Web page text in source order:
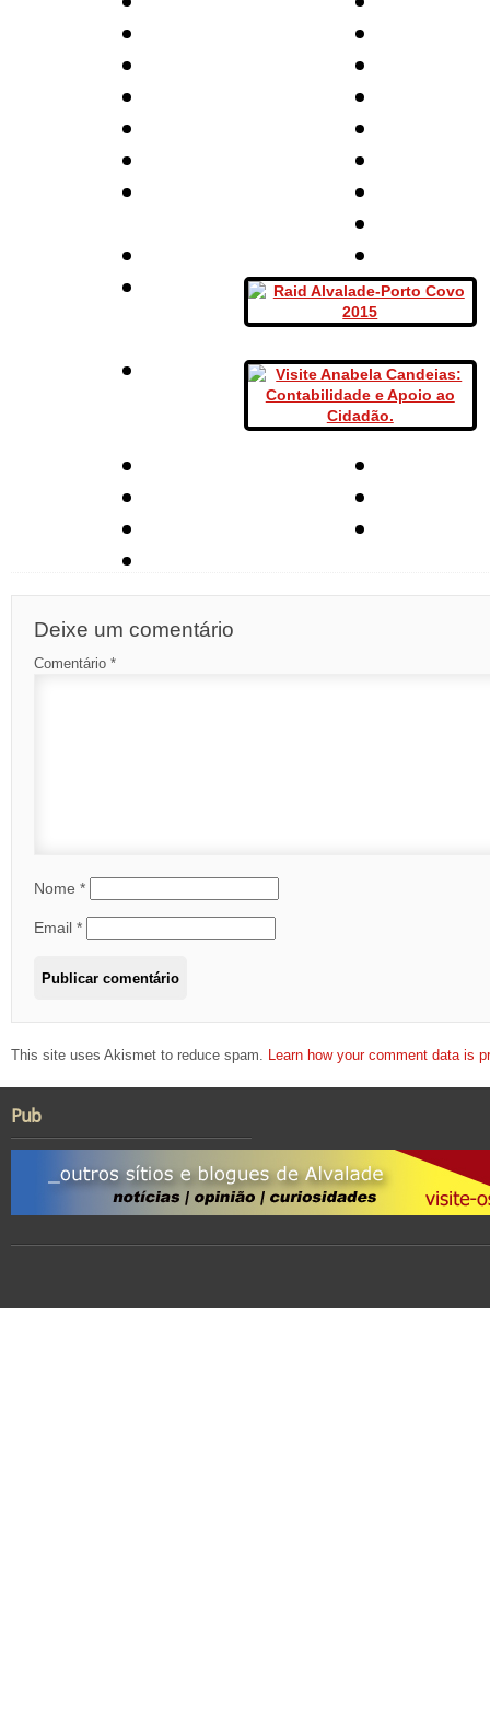
Deixe um comentário
Comentário *
Nome *
Email *
This site uses Akismet to reduce spam. Learn how your comment data is
Pub